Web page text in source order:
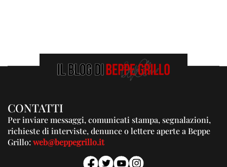
CONTATTI
Per inviare messaggi, comunicati stampa, segnalazioni,
richieste di interviste, denunce o lettere aperte a Beppe
Grillo:web@beppegrillo.it